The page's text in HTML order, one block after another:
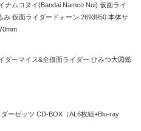
ナムコヌイ(Bandai Namco Nui) 仮面ライ
み 仮面ライダードォーン 2693950 本体サ
ダーマイス&全仮面ライダー ひみつ大図鑑
ダーゼッツ CD-BOX（AL6枚組+Blu-ray